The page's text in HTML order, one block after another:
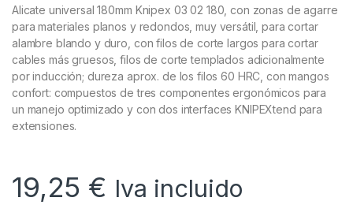
Alicate universal 180mm Knipex 03 02 180, con zonas de agarre
para materiales planos y redondos, muy versátil, para cortar
alambre blando y duro, con filos de corte largos para cortar
cables más gruesos, filos de corte templados adicionalmente
por inducción; dureza aprox. de los filos 60 HRC, con mangos
confort: compuestos de tres componentes ergonómicos para
un manejo optimizado y con dos interfaces KNIPEXtend para
extensiones.
19,25 € Iva incluido